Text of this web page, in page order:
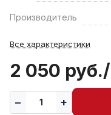
Производитель
Все характеристики
2 050 руб./